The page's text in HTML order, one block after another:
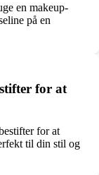
en makeup-
på en
for at
for at
til din stil og